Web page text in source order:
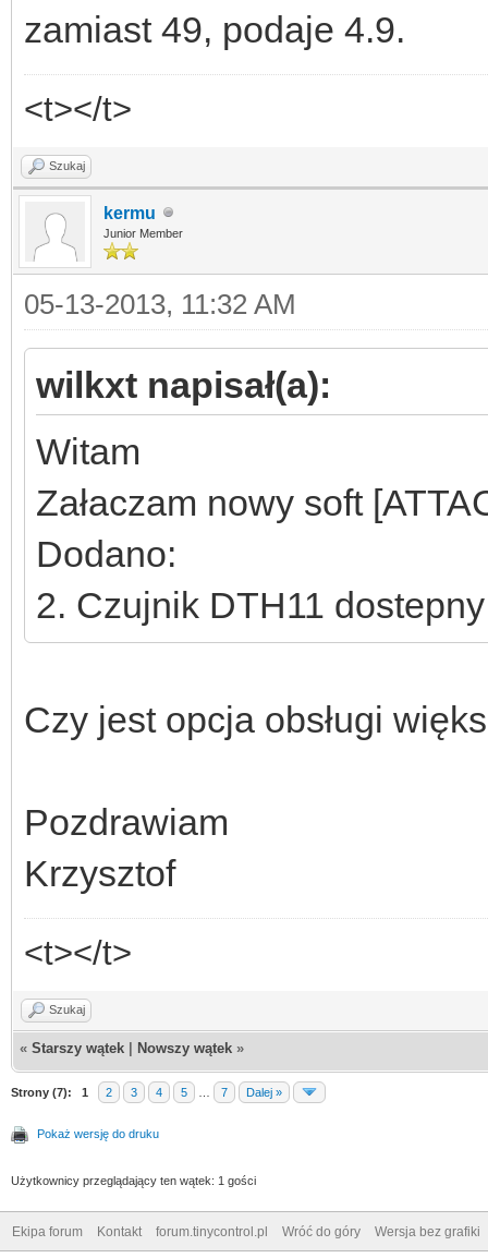
zamiast 49, podaje 4.9.
<t></t>
Szukaj
kermu
Junior Member
05-13-2013, 11:32 AM
wilkxt napisał(a):
Witam
Załaczam nowy soft
Dodano:
2. Czujnik DTH11
Czy jest opcja obsługi
Pozdrawiam
Krzysztof
<t></t>
Szukaj
« Starszy wątek Nowszy wątek »
Strony (7): 1 2 3 4 5 7 Dalej »
Pokaż wersję do druku
Użytkownicy przeglądający ten wątek: 1 gości
Ekipa forum Kontakt forum.tinycontrol.pl Wróć do góry Wersja bez grafiki